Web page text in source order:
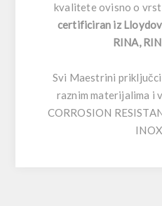
kvalitete ovisno o
certificiran iz
RINA,
Svi Maestrini
raznim materijalima i
CORROSION